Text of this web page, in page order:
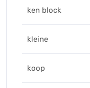
ken block
kleine
koop